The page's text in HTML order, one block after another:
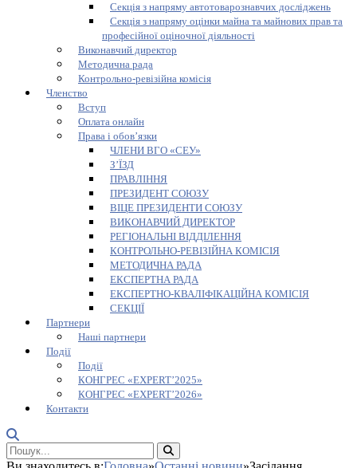
Секція з напряму автотоварознавчих досліджень
Секція з напряму оцінки майна та майнових прав та
професійної оціночної діяльності
Виконавчий директор
Методична рада
Контрольно-ревізійна комісія
Членство
Вступ
Оплата онлайн
Права і обов’язки
ЧЛЕНИ ВГО «СЕУ»
З’ЇЗД
ПРАВЛІННЯ
ПРЕЗИДЕНТ СОЮЗУ
ВІЦЕ ПРЕЗИДЕНТИ СОЮЗУ
ВИКОНАВЧИЙ ДИРЕКТОР
РЕГІОНАЛЬНІ ВІДДІЛЕННЯ
КОНТРОЛЬНО-РЕВІЗІЙНА КОМІСІЯ
МЕТОДИЧНА РАДА
ЕКСПЕРТНА РАДА
ЕКСПЕРТНО-КВАЛІФІКАЦІЙНА КОМІСІЯ
СЕКЦІЇ
Партнери
Наші партнери
Події
Події
КОНГРЕС «EXPERT’2025»
КОНГРЕС «EXPERT’2026»
Контакти